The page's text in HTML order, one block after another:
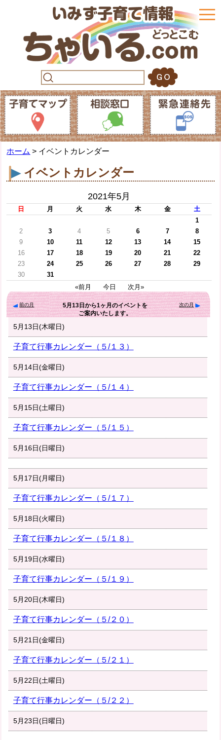
ホーム > イベントカレンダー
イベントカレンダー
2021年5月
日 月 火 水 木 金
土
1
2
3 4 5 6 7
8
9
10 11 12 13 14
15
16
17 18 19 20 21
22
23
24 25 26 27 28
29
30
31
«前月
今日 次月»
前の月 5月13日 から1ヶ月のイベントを
ご案内いたします。
次の月
5月13日(木曜日)
子育て行事カレンダー（５/１３）
5月14日(金曜日)
子育て行事カレンダー（５/１４）
5月15日(土曜日)
子育て行事カレンダー（５/１５）
5月16日(日曜日)
5月17日(月曜日)
子育て行事カレンダー（５/１７）
5月18日(火曜日)
子育て行事カレンダー（５/１８）
5月19日(水曜日)
子育て行事カレンダー（５/１９）
5月20日(木曜日)
子育て行事カレンダー（５/２０）
5月21日(金曜日)
子育て行事カレンダー（５/２１）
5月22日(土曜日)
子育て行事カレンダー（５/２２）
5月23日(日曜日)